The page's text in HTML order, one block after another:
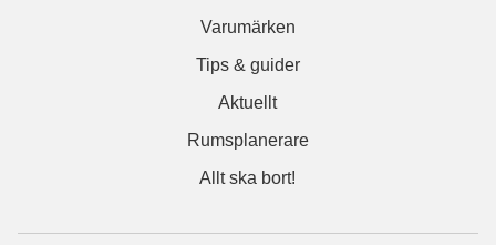
Varumärken
Tips & guider
Aktuellt
Rumsplanerare
Allt ska bort!